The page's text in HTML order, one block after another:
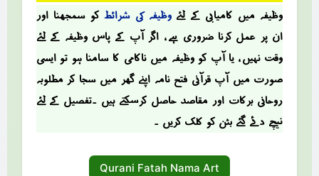
وظیفہ میں کامیابی کے لئے وظیفہ کی شرائط کو سمجھنا اور
ان پر عمل کرنا ضروری ہے ، اگر آپ کے پاس وظیفہ کے لئے
وقت نہیں ، یا آپ کو وظیفہ میں ناکامی کا سامنا ہو تو ایسی
صؤرت میں آپ قرآنی فتح نامہ اپنے گھر میں سجا کر مطلوبہ
روحانی برکات اور مقاصد حاصل کرسکتے ہیں ۔تفصیل کے لئے
نیچے دئے گئے بٹن کو کلک کریں ۔
Qurani Fatah Nama Art